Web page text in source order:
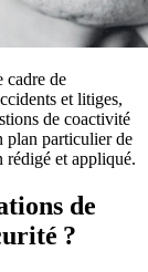
cadre de
et litiges,
de coactivité
plan particulier de
rédigé et appliqué.
de
?